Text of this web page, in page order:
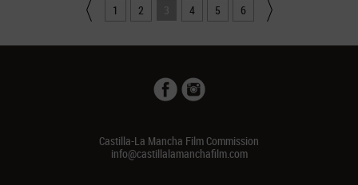
1 2 3 4 5 6
Castilla-La Mancha Film Commission
info@castillalamanchafilm.com